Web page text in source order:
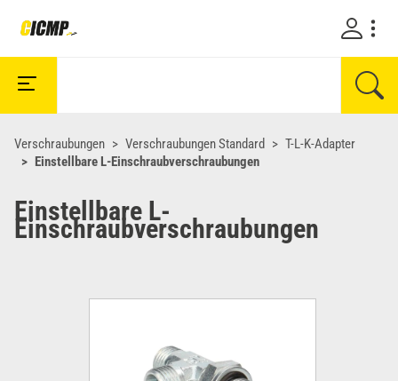
Verschraubungen Verschraubungen Standard
T-L-K-Adapter
Einstellbare L-Einschraubverschraubungen
Einstellbare L-
Einschraubverschraubungen